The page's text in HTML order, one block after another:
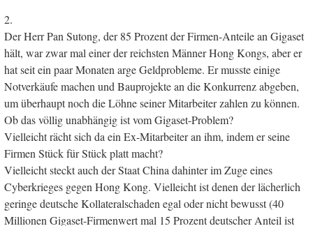
2.
Der Herr Pan Sutong, der 85 Prozent der Firmen-Anteile an Gigaset
hält, war zwar mal einer der reichsten Männer Hong Kongs, aber er
hat seit ein paar Monaten arge Geldprobleme. Er musste einige
Notverkäufe machen und Bauprojekte an die Konkurrenz abgeben,
um überhaupt noch die Löhne seiner Mitarbeiter zahlen zu können.
Ob das völlig unabhängig ist vom Gigaset-Problem?
Vielleicht rächt sich da ein Ex-Mitarbeiter an ihm, indem er seine
Firmen Stück für Stück platt macht?
Vielleicht steckt auch der Staat China dahinter im Zuge eines
Cyberkrieges gegen Hong Kong. Vielleicht ist denen der lächerlich
geringe deutsche Kollateralschaden egal oder nicht bewusst (40
Millionen Gigaset-Firmenwert mal 15 Prozent deutscher Anteil ist